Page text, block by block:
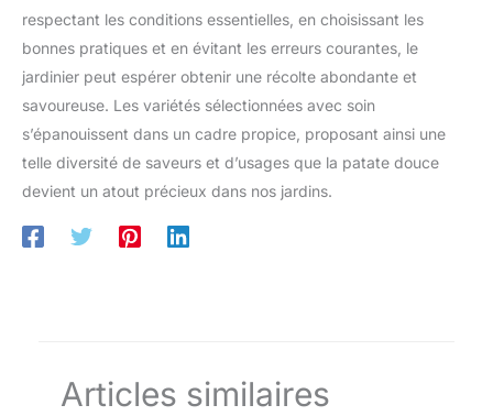
respectant les conditions essentielles, en choisissant les
bonnes pratiques et en évitant les erreurs courantes, le
jardinier peut espérer obtenir une récolte abondante et
savoureuse. Les variétés sélectionnées avec soin
s’épanouissent dans un cadre propice, proposant ainsi une
telle diversité de saveurs et d’usages que la patate douce
devient un atout précieux dans nos jardins.
Articles similaires